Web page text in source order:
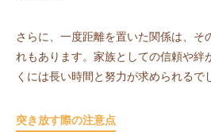
さらに、一度距離を置いた関係は、そ
れもあります。家族としての信頼や絆
くには長い時間と努力が求められるで
突き放す際の注意点